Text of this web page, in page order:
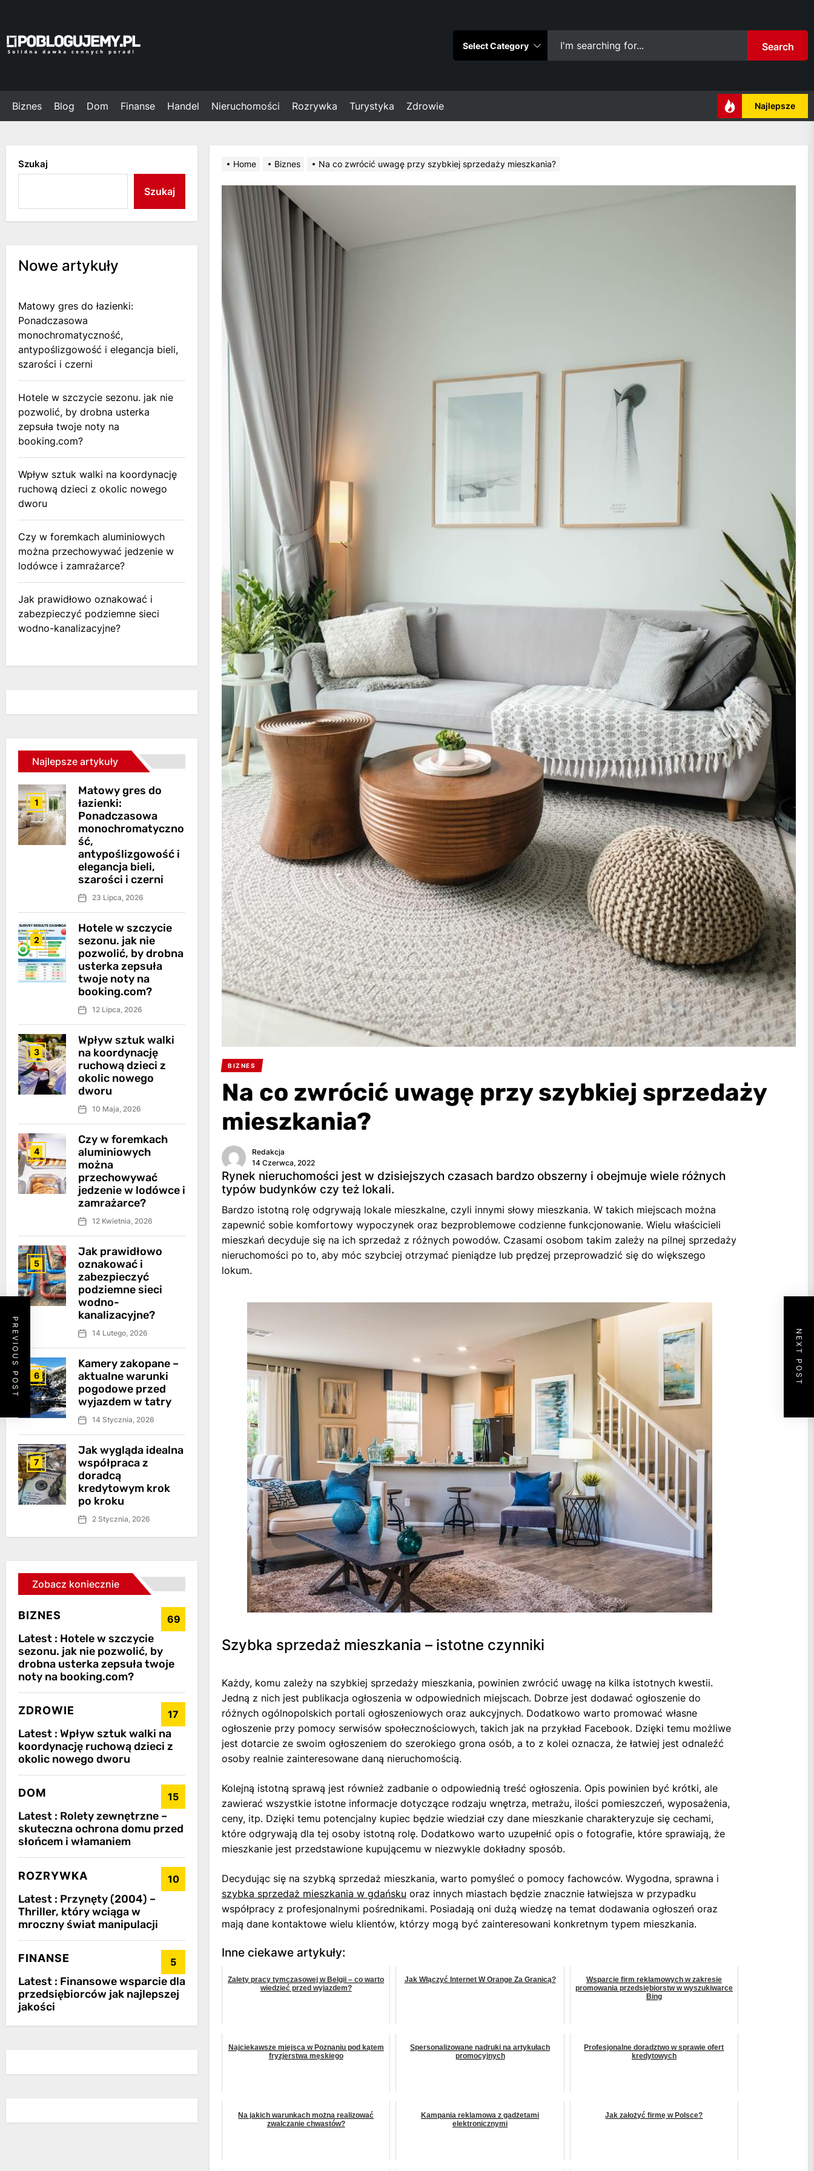
the
content
Search
Biznes Blog Dom Finanse Handel Nieruchomości Rozrywka Turystyka Zdrowie Najlepsze
Home Biznes Na co zwrócić uwagę przy szybkiej sprzedaży mieszkania?
BIZNES
Na co zwrócić uwagę przy szybkiej sprzedaży
mieszkania?
Redakcja
14 Czerwca, 2022
Rynek nieruchomości jest w dzisiejszych czasach bardzo obszerny i obejmuje wiele różnych
typów budynków czy też lokali.
Bardzo istotną rolę odgrywają lokale mieszkalne, czyli innymi słowy mieszkania. W takich miejscach można
zapewnić sobie komfortowy wypoczynek oraz bezproblemowe codzienne funkcjonowanie. Wielu właścicieli
mieszkań decyduje się na ich sprzedaż z różnych powodów. Czasami osobom takim zależy na pilnej sprzedaży
nieruchomości po to, aby móc szybciej otrzymać pieniądze lub prędzej przeprowadzić się do większego
lokum.
Szybka sprzedaż mieszkania – istotne czynniki
Każdy, komu zależy na szybkiej sprzedaży mieszkania, powinien zwrócić uwagę na kilka istotnych kwestii.
Jedną z nich jest publikacja ogłoszenia w odpowiednich miejscach. Dobrze jest dodawać ogłoszenie do
różnych ogólnopolskich portali ogłoszeniowych oraz aukcyjnych. Dodatkowo warto promować własne
ogłoszenie przy pomocy serwisów społecznościowych, takich jak na przykład Facebook. Dzięki temu możliwe
jest dotarcie ze swoim ogłoszeniem do szerokiego grona osób, a to z kolei oznacza, że łatwiej jest odnaleźć
osoby realnie zainteresowane daną nieruchomością.
Kolejną istotną sprawą jest również zadbanie o odpowiednią treść ogłoszenia. Opis powinien być krótki, ale
zawierać wszystkie istotne informacje dotyczące rodzaju wnętrza, metrażu, ilości pomieszczeń, wyposażenia,
ceny, itp. Dzięki temu potencjalny kupiec będzie wiedział czy dane mieszkanie charakteryzuje się cechami,
które odgrywają dla tej osoby istotną rolę. Dodatkowo warto uzupełnić opis o fotografie, które sprawiają, że
mieszkanie jest przedstawione kupującemu w niezwykle dokładny sposób.
Decydując się na szybką sprzedaż mieszkania, warto pomyśleć o pomocy fachowców. Wygodna, sprawna i
szybka sprzedaż mieszkania w gdańsku oraz innych miastach będzie znacznie łatwiejsza w przypadku
współpracy z profesjonalnymi pośrednikami. Posiadają oni dużą wiedzę na temat dodawania ogłoszeń oraz
mają dane kontaktowe wielu klientów, którzy mogą być zainteresowani konkretnym typem mieszkania.
Inne ciekawe artykuły:
Zalety pracy tymczasowej w Belgii – co warto
wiedzieć przed wyjazdem?
Jak Włączyć Internet W Orange Za Granicą?
Wsparcie firm reklamowych w zakresie
promowania przedsiębiorstw w wyszukiwarce
Bing
Najciekawsze miejsca w Poznaniu pod kątem
fryzjerstwa męskiego
Spersonalizowane nadruki na artykułach
promocyjnych
Profesjonalne doradztwo w sprawie ofert
kredytowych
Na jakich warunkach można realizować
zwalczanie chwastów?
Kampania reklamowa z gadżetami
elektronicznymi
Jak założyć firmę w Polsce?
PREVIOUS POST NEXT POST
Szukaj
Szukaj
Nowe artykuły
Matowy gres do łazienki:
Ponadczasowa
monochromatyczność,
antypoślizgowość i elegancja bieli,
szarości i czerni
Hotele w szczycie sezonu. jak nie
pozwolić, by drobna usterka
zepsuła twoje noty na
booking.com?
Wpływ sztuk walki na koordynację
ruchową dzieci z okolic nowego
dworu
Czy w foremkach aluminiowych
można przechowywać jedzenie w
lodówce i zamrażarce?
Jak prawidłowo oznakować i
zabezpieczyć podziemne sieci
wodno-kanalizacyjne?
Najlepsze artykuły
1
Matowy gres do
łazienki:
Ponadczasowa
monochromatyczno
ść,
antypoślizgowość i
elegancja bieli,
szarości i czerni
23 Lipca, 2026
2
Hotele w szczycie
sezonu. jak nie
pozwolić, by drobna
usterka zepsuła
twoje noty na
booking.com?
12 Lipca, 2026
3
Wpływ sztuk walki
na koordynację
ruchową dzieci z
okolic nowego
dworu
10 Maja, 2026
4
Czy w foremkach
aluminiowych
można
przechowywać
jedzenie w lodówce i
zamrażarce?
12 Kwietnia, 2026
5
Jak prawidłowo
oznakować i
zabezpieczyć
podziemne sieci
wodno-
kanalizacyjne?
14 Lutego, 2026
6
Kamery zakopane –
aktualne warunki
pogodowe przed
wyjazdem w tatry
14 Stycznia, 2026
7
Jak wygląda idealna
współpraca z
doradcą
kredytowym krok
po kroku
2 Stycznia, 2026
Zobacz koniecznie
BIZNES 69
Latest : Hotele w szczycie
sezonu. jak nie pozwolić, by
drobna usterka zepsuła twoje
noty na booking.com?
ZDROWIE 17
Latest : Wpływ sztuk walki na
koordynację ruchową dzieci z
okolic nowego dworu
DOM 15
Latest : Rolety zewnętrzne –
skuteczna ochrona domu przed
słońcem i włamaniem
ROZRYWKA 10
Latest : Przynęty (2004) –
Thriller, który wciąga w
mroczny świat manipulacji
FINANSE 5
Latest : Finansowe wsparcie dla
przedsiębiorców jak najlepszej
jakości